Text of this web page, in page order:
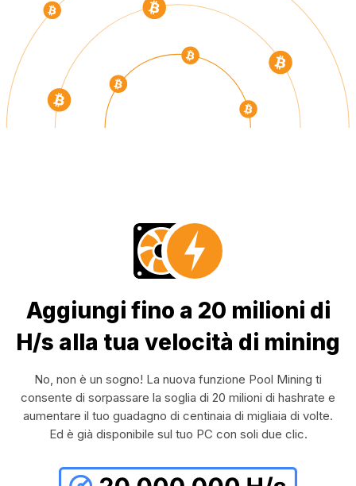
Aggiungi fino a 20 milioni di
H/s alla tua velocità di mining
No, non è un sogno! La nuova funzione Pool Mining ti
consente di sorpassare la soglia di 20 milioni di hashrate e
aumentare il tuo guadagno di centinaia di migliaia di volte.
Ed è già disponibile sul tuo PC con soli due clic.